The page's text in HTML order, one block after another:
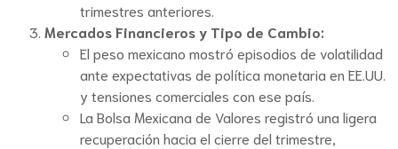
trimestres anteriores.
Mercados Financieros y Tipo de Cambio:
El peso mexicano mostró episodios de volatilidad
ante expectativas de política monetaria en EE.UU.
y tensiones comerciales con ese país.
La Bolsa Mexicana de Valores registró una ligera
recuperación hacia el cierre del trimestre,